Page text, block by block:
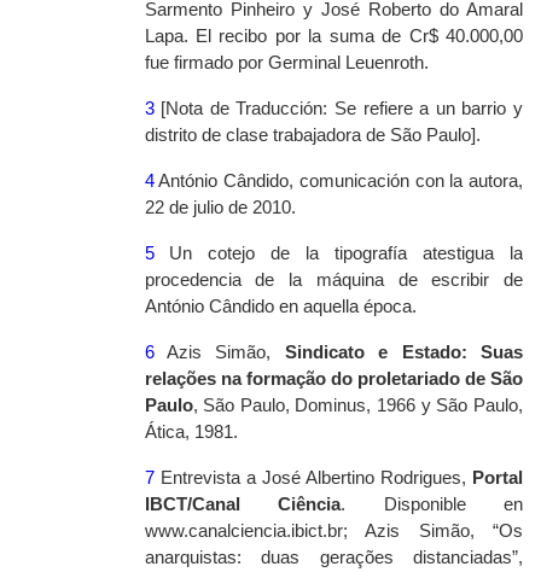
Sarmento Pinheiro y José Roberto do Amaral
Lapa. El recibo por la suma de Cr$ 40.000,00
fue firmado por Germinal Leuenroth.
3[Nota de Traducción: Se refiere a un barrio y
distrito de clase trabajadora de São Paulo].
4António Cândido, comunicación con la autora,
22 de julio de 2010.
5Un cotejo de la tipografía atestigua la
procedencia de la máquina de escribir de
António Cândido en aquella época.
6Azis Simão, Sindicato e Estado: Suas
relações na formação do proletariado de São
Paulo, São Paulo, Dominus, 1966 y São Paulo,
Ática, 1981.
7Entrevista a José Albertino Rodrigues, Portal
IBCT/Canal Ciência. Disponible en
www.canalciencia.ibict.br; Azis Simão, “Os
anarquistas: duas gerações distanciadas”,